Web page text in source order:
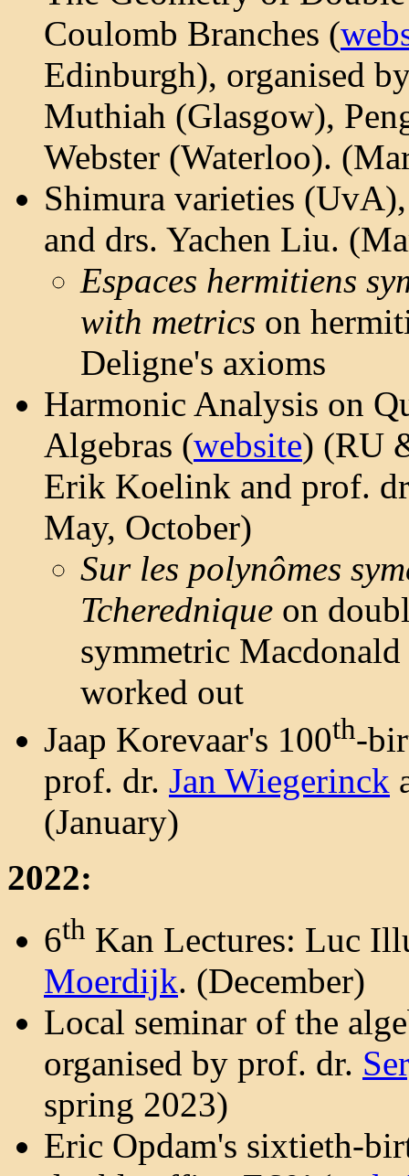
Coulomb Branches (
Edinburgh), organised
Muthiah (Glasgow),
Webster (Waterloo).
Shimura varieties
and drs. Yachen Liu.
Espaces hermitiens
with metrics on
Deligne's axioms
Harmonic Analysis on
Algebras (website) (RU
Erik Koelink and prof.
May, October)
Sur les polynômes
Tcherednique on
symmetric
worked out
Jaap Korevaar's 100th-
prof. dr. Jan Wiegerinck
(January)
2022:
6th Kan Lectures: Luc
Moerdijk. (December)
Local seminar of the
organised by prof. dr.
spring 2023)
Eric Opdam's sixtieth-